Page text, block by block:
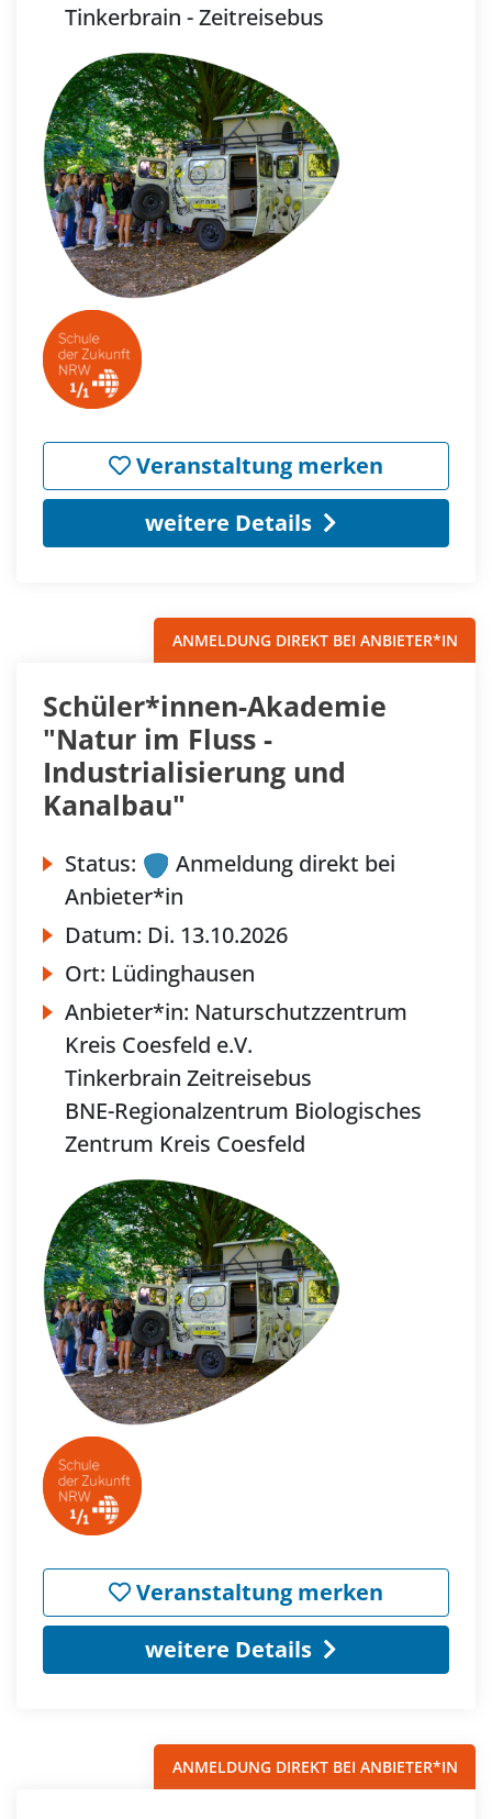
Tinkerbrain - Zeitreisebus
Veranstaltung merken
weitere Details
ANMELDUNG DIREKT BEI ANBIETER*IN
Schüler*innen-Akademie
"Natur im Fluss -
Industrialisierung und
Kanalbau"
Status:
Anmeldung direkt bei
Anbieter*in
Datum: Di. 13.10.2026
Ort: Lüdinghausen
Anbieter*in: Naturschutzzentrum
Kreis Coesfeld e.V.
Tinkerbrain Zeitreisebus
BNE-Regionalzentrum Biologisches
Zentrum Kreis Coesfeld
Veranstaltung merken
weitere Details
ANMELDUNG DIREKT BEI ANBIETER*IN